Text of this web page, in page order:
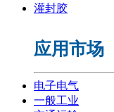
灌封胶
应用市场
电子电气
一般工业